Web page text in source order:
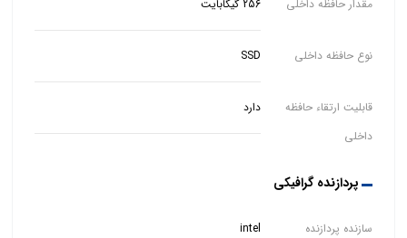
مقدار حافظه داخلی 256 گیگابایت
نوع حافظه داخلی SSD
قابلیت ارتقاء حافظه
داخلی
دارد
پردازنده گرافیکی
سازنده پردازنده
intel